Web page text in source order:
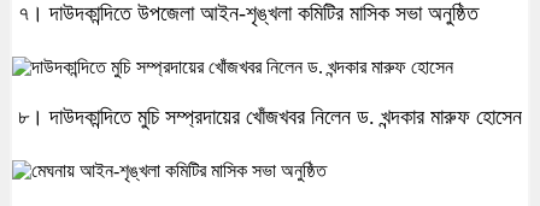
৭। দাউদকান্দিতে উপজেলা আইন-শৃঙ্খলা কমিটির মাসিক সভা অনুষ্ঠিত
৮। দাউদকান্দিতে মুচি সম্প্রদায়ের খোঁজখবর নিলেন ড. খন্দকার মারুফ হোসেন